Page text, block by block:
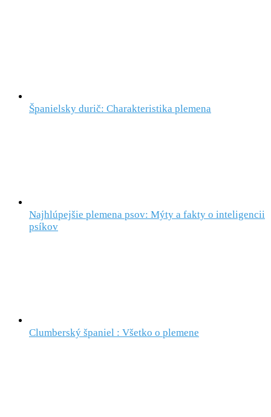
Španielsky durič: Charakteristika plemena
Najhlúpejšie plemena psov: Mýty a fakty o inteligencii
psíkov
Clumberský španiel : Všetko o plemene